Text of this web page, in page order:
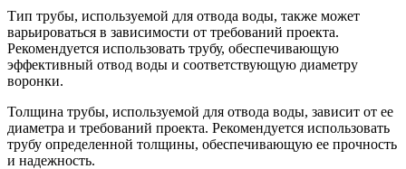
Тип трубы, используемой для отвода воды, также может
варьироваться в зависимости от требований проекта.
Рекомендуется использовать трубу, обеспечивающую
эффективный отвод воды и соответствующую диаметру
воронки.
Толщина трубы, используемой для отвода воды, зависит от ее
диаметра и требований проекта. Рекомендуется использовать
трубу определенной толщины, обеспечивающую ее прочность
и надежность.